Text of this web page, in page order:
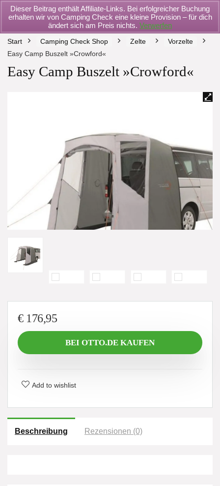
Dieser Beitrag enthält Affiliate-Links. Bei erfolgreicher Buchung
erhalten wir von Camping Check eine kleine Provision – für dich
ändert sich am Preis nichts. Verwerfen
Start Camping Check Shop Zelte
Vorzelte
Easy Camp Buszelt »Crowford«
Easy Camp Buszelt »Crowford«
€176,95
BEI OTTO.DE KAUFEN
Add to wishlist
Beschreibung Rezensionen (0)